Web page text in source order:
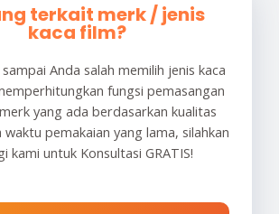
terkait merk / jenis
kaca film?
sampai Anda salah memilih jenis kaca
fungsi pemasangan
yang ada berdasarkan kualitas
pemakaian yang lama, silahkan
kami untuk Konsultasi GRATIS!